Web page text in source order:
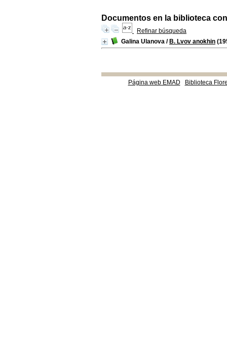
Documentos en la biblioteca
Refinar búsqueda
Galina Ulanova / B. Lvov anokhin
Página web EMAD Biblioteca